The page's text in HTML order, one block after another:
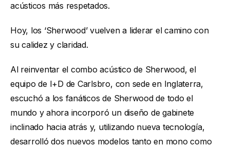
acústicos más respetados.
Hoy, los ‘Sherwood’ vuelven a liderar el camino con
su calidez y claridad.
Al reinventar el combo acústico de Sherwood, el
equipo de I+D de Carlsbro, con sede en Inglaterra,
escuchó a los fanáticos de Sherwood de todo el
mundo y ahora incorporó un diseño de gabinete
inclinado hacia atrás y, utilizando nueva tecnología,
desarrolló dos nuevos modelos tanto en mono como